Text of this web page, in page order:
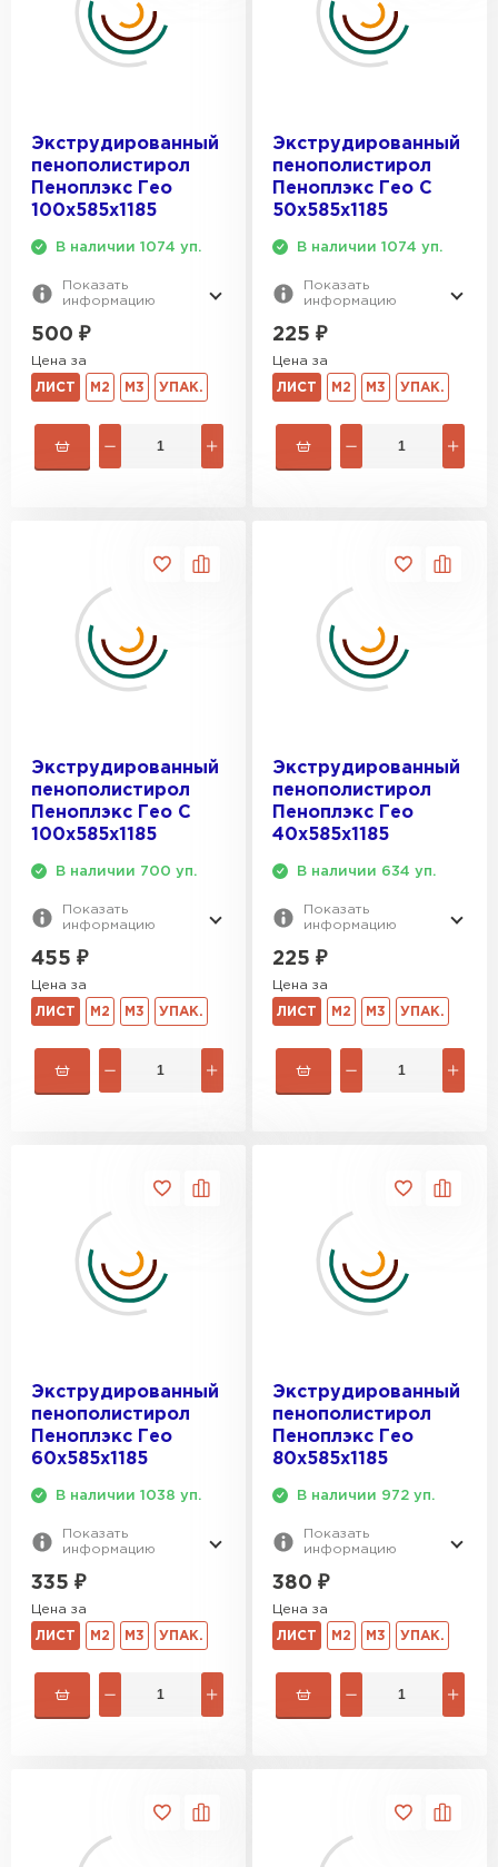
Экструдированный
пенополистирол
Пеноплэкс Гео
100х585х1185
В наличии 1074 уп.
Показать
информацию
500 ₽
Цена за
ЛИСТ М2 М3 УПАК.
Экструдированный
пенополистирол
Пеноплэкс Гео С
50х585х1185
В наличии 1074 уп.
Показать
информацию
225 ₽
Цена за
ЛИСТ М2 М3 УПАК.
Экструдированный
пенополистирол
Пеноплэкс Гео С
100х585х1185
В наличии 700 уп.
Показать
информацию
455 ₽
Цена за
ЛИСТ М2 М3 УПАК.
Экструдированный
пенополистирол
Пеноплэкс Гео
40х585х1185
В наличии 634 уп.
Показать
информацию
225 ₽
Цена за
ЛИСТ М2 М3 УПАК.
Экструдированный
пенополистирол
Пеноплэкс Гео
60х585х1185
В наличии 1038 уп.
Показать
информацию
335 ₽
Цена за
ЛИСТ М2 М3 УПАК.
Экструдированный
пенополистирол
Пеноплэкс Гео
80х585х1185
В наличии 972 уп.
Показать
информацию
380 ₽
Цена за
ЛИСТ М2 М3 УПАК.
Утеплитель Izolife
ВСЕ ПРОИЗВОДИТЕЛИ